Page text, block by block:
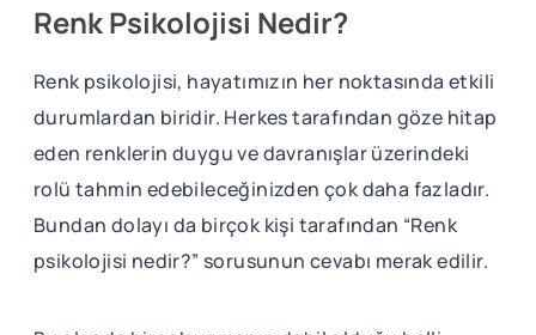
Renk Psikolojisi Nedir?
Renk psikolojisi, hayatımızın her noktasında etkili
durumlardan biridir. Herkes tarafından göze hitap
eden renklerin duygu ve davranışlar üzerindeki
rolü tahmin edebileceğinizden çok daha fazladır.
Bundan dolayı da birçok kişi tarafından “Renk
psikolojisi nedir?” sorusunun cevabı merak edilir.